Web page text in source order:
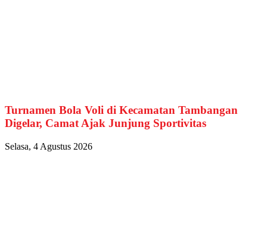
Turnamen Bola Voli di Kecamatan Tambangan
Digelar, Camat Ajak Junjung Sportivitas
Selasa, 4 Agustus 2026